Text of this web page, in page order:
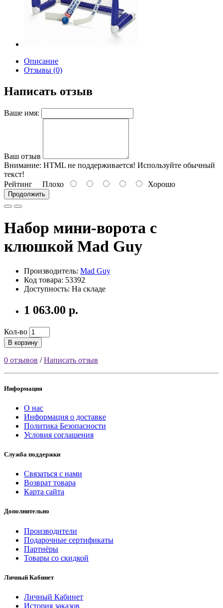
Описание
Отзывы (0)
Написать отзыв
Ваше имя:
Ваш отзыв
Внимание: HTML не поддерживается! Используйте обычный
текст!
Рейтинг Плохо Хорошо
Продолжить
Набор мини-ворота с
клюшкой Mad Guy
Производитель: Mad Guy
Код товара: 53392
Доступность: На складе
1 063.00 р.
Кол-во
В корзину
0 отзывов /Написать отзыв
Информация
О нас
Информация о доставке
Политика Безопасности
Условия соглашения
Служба поддержки
Связаться с нами
Возврат товара
Карта сайта
Дополнительно
Производители
Подарочные сертификаты
Партнёры
Товары со скидкой
Личный Кабинет
Личный Кабинет
История заказов